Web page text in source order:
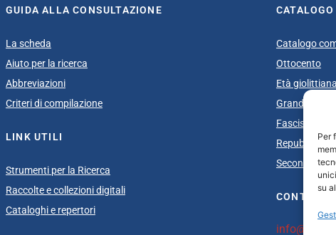
Per
su
GUIDA ALLA CONSULTAZIONE
La scheda
Aiuto per la ricerca
Abbreviazioni
Criteri di compilazione
LINK UTILI
Strumenti per la Ricerca
Raccolte e collezioni digitali
Cataloghi e repertori
CATALOGO
Catalogo
Ottocento
Età giolittiana
Grande
Fascismo
Repubblica
Secondo
CONTATTI